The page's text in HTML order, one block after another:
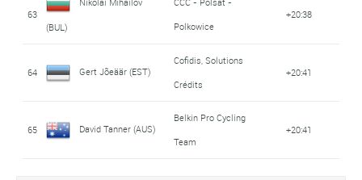
63
(BUL)
Polkowice
+20:38
64 Gert Jõeäär (EST)
Cofidis, Solutions
Crédits
+20:41
65 David Tanner (AUS)
Belkin Pro Cycling
Team
+20:41